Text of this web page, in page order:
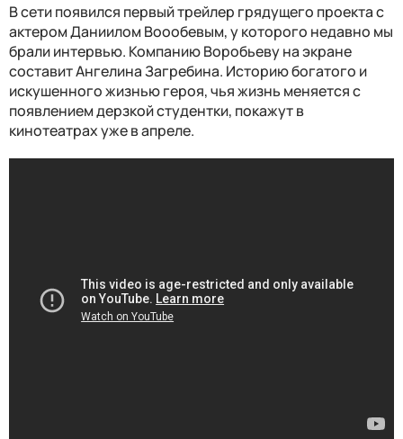
В сети появился первый трейлер грядущего проекта с
актером Даниилом Воообевым, у которого недавно мы
брали интервью. Компанию Воробьеву на экране
составит Ангелина Загребина. Историю богатого и
искушенного жизнью героя, чья жизнь меняется с
появлением дерзкой студентки, покажут в
кинотеатрах уже в апреле.